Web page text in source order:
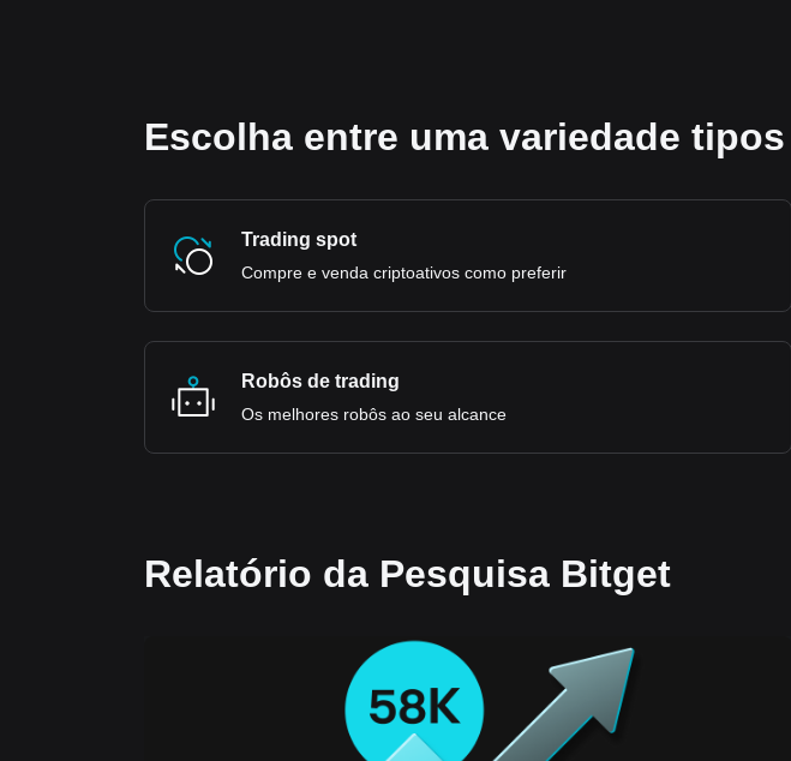
Escolha entre uma variedade
Trading spot
Compre e venda criptoativos como preferir
Robôs de trading
Os melhores robôs ao seu alcance
Relatório da Pesquisa Bitget